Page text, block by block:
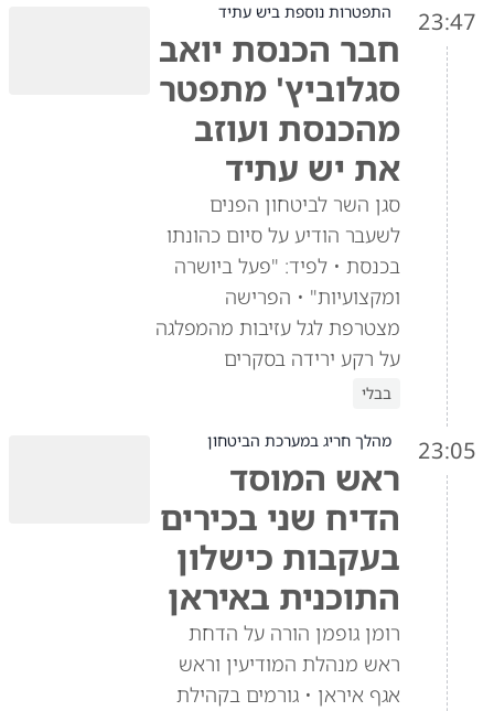
23:47 התפטרות נוספת ביש עתיד
חבר הכנסת יואב
סגלוביץ' מתפטר
מהכנסת ועוזב
את יש עתיד
סגן השר לביטחון הפנים
לשעבר הודיע על סיום כהונתו
בכנסת • לפיד: "פעל ביושרה
ומקצועיות" • הפרישה
מצטרפת לגל עזיבות מהמפלגה
על רקע ירידה בסקרים
בבלי
23:05 מהלך חריג במערכת הביטחון
ראש המוסד
הדיח שני בכירים
בעקבות כישלון
התוכנית באיראן
רומן גופמן הורה על הדחת
ראש מנהלת המודיעין וראש
אגף איראן • גורמים בקהילת